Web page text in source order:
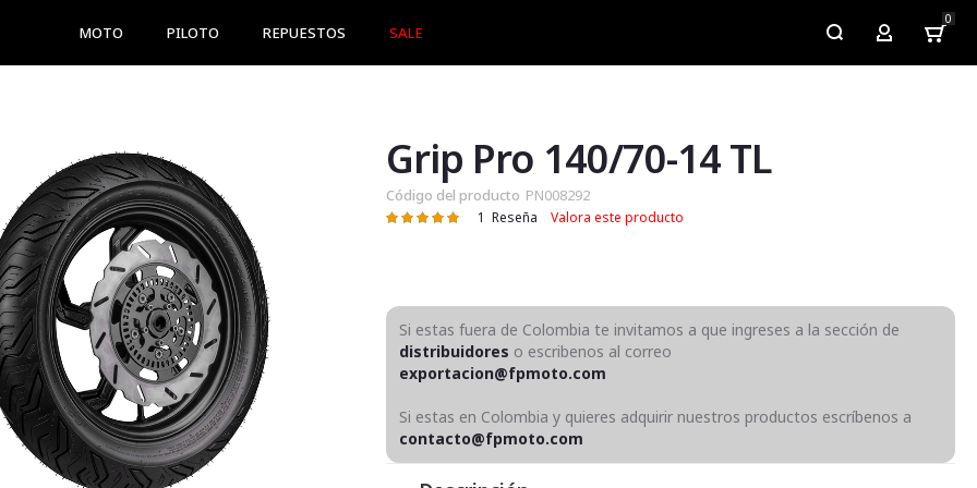
MOTO PILOTO REPUESTOS SALE My Account
0
Grip Pro 140/70-14 TL
Código del producto PN008292
Valoración: 1 Reseña Valora este producto
Si estas fuera de Colombia te invitamos a que ingreses a la sección de
distribuidores o escribenos al correo
exportacion@fpmoto.com
Si estas en Colombia y quieres adquirir nuestros productos escríbenos a
contacto@fpmoto.com